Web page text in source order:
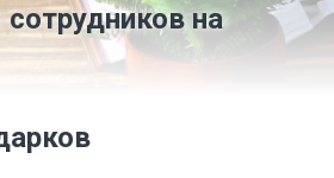
на